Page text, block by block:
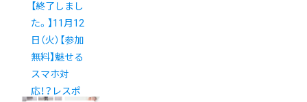
【終了しまし
た。】11月12
日（火）【参加
無料】魅せる
スマホ対
応！？レスポ